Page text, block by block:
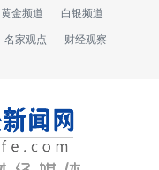
黄金频道 白银频道
名家观点 财经观察